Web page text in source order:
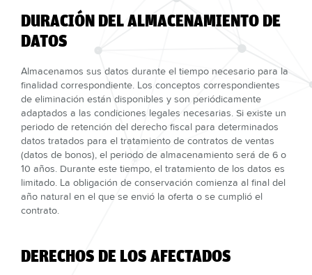
DURACIÓN DEL ALMACENAMIENTO DE
DATOS
Almacenamos sus datos durante el tiempo necesario para la
finalidad correspondiente. Los conceptos correspondientes
de eliminación están disponibles y son periódicamente
adaptados a las condiciones legales necesarias. Si existe un
periodo de retención del derecho fiscal para determinados
datos tratados para el tratamiento de contratos de ventas
(datos de bonos), el periodo de almacenamiento será de 6 o
10 años. Durante este tiempo, el tratamiento de los datos es
limitado. La obligación de conservación comienza al final del
año natural en el que se envió la oferta o se cumplió el
contrato.
DERECHOS DE LOS AFECTADOS